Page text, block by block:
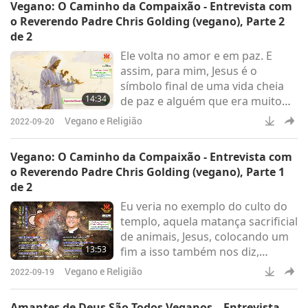
preparando para o sucesso, mas
também há energia, e os Judeus
que comemos mais do que
qualquer outro.
Vegano: O Caminho da Compaixão - Entrevista com
o Reverendo Padre Chris Golding (vegano), Parte 2
de 2
14:34
Ele volta no amor e em paz. E
assim, para mim, Jesus é o
símbolo final de uma vida cheia
de paz e alguém que era muito
radical da maneira que Ele
desafiou o status quo das
2022-09-20 Vegano e Religião
Vegano: O Caminho da Compaixão - Entrevista com
o Reverendo Padre Chris Golding (vegano), Parte 1
de 2
13:53
Eu veria no exemplo do culto do
templo, aquela matança sacrificial
de animais, Jesus, colocando um
fim a isso também nos diz,
precisamos nos mudar para um
lugar onde estamos acabando
2022-09-19 Vegano e Religião